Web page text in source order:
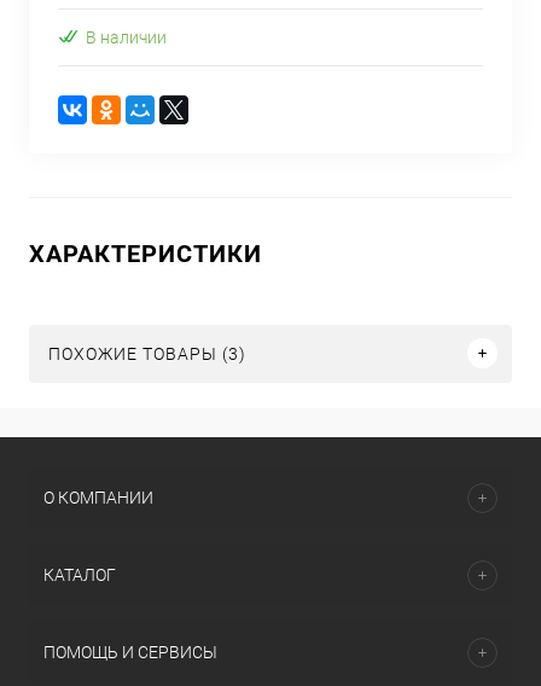
В наличии
ХАРАКТЕРИСТИКИ
ПОХОЖИЕ ТОВАРЫ (3)
О КОМПАНИИ
КАТАЛОГ
ПОМОЩЬ И СЕРВИСЫ